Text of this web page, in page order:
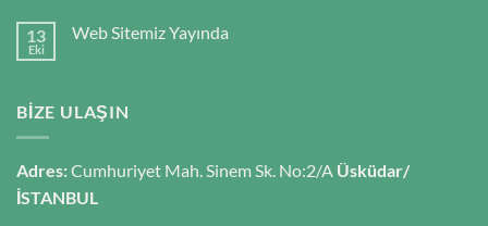
13
Eki
Web Sitemiz Yayında
BIZE ULAŞIN
Adres:Cumhuriyet Mah. Sinem Sk. No:2/A Üsküdar/
İSTANBUL